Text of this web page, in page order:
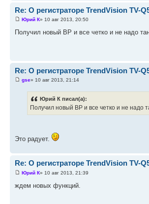
Re: О регистраторе TrendVision TV-
Юрий К» 10 авг 2013, 20:50
Получил новый ВР и все четко и не надо
Re: О регистраторе TrendVision TV-
gse» 10 авг 2013, 21:14
Юрий К писал(а):
Получил новый ВР и все четко и не надо
Это радует.
Re: О регистраторе TrendVision TV-
Юрий К» 10 авг 2013, 21:39
ждем новых функций.